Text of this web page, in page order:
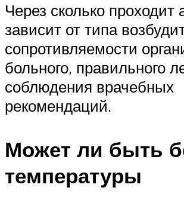
Через сколько проходит
зависит от типа
сопротивляемости
больного, правильного
соблюдения врачебных
рекомендаций.
Может ли быть
температуры